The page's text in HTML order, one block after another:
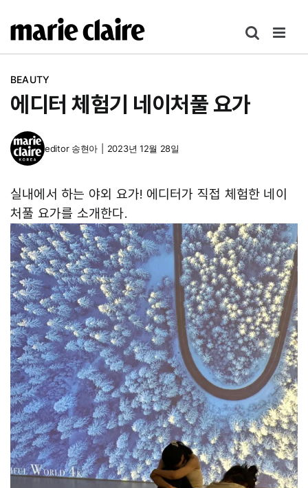
텐
BEAUTY
에디터 체험기 네이처풀 요가
editor 송현아 2023년 12월 28일
실내에서 하는 야외 요가! 에디터가 직접 체험한 네이
처풀 요가를 소개한다.